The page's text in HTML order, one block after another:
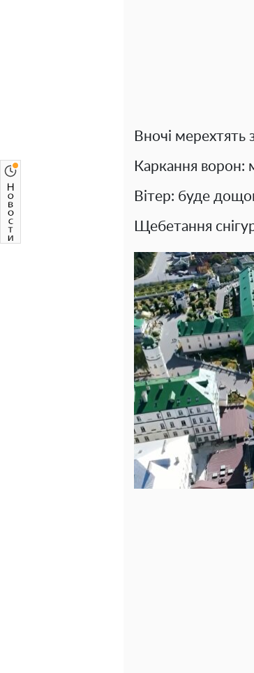
Вночі мерехтять
Каркання ворон:
Вітер: буде
Щебетання